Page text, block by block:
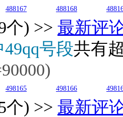
488167 488168
个) >> 最新评
49qq号段共有
498165 498166
个) >> 最新评